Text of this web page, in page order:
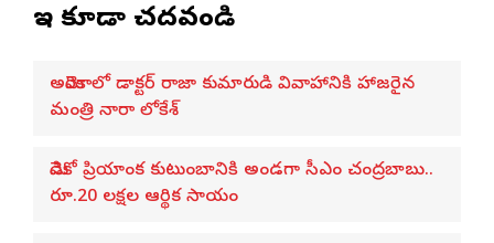
ఇవి కూడా చదవండి
అమెరికాలో డాక్టర్ రాజా కుమారుడి వివాహానికి హాజరైన
మంత్రి నారా లోకేశ్
మెడికో ప్రియాంక కుటుంబానికి అండగా సీఎం చంద్రబాబు..
రూ.20 లక్షల ఆర్థిక సాయం